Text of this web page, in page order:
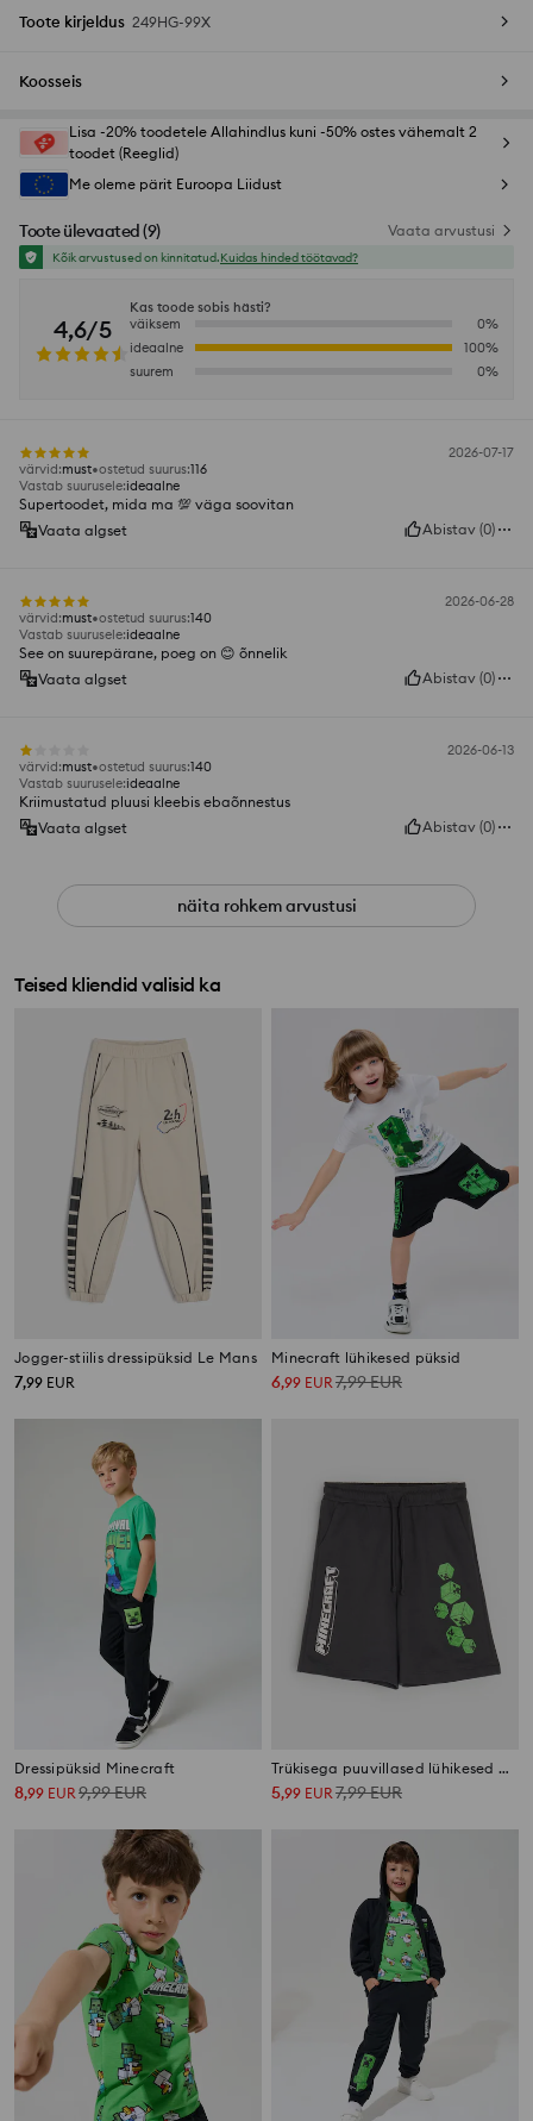
Toote kirjeldus 249HG-99X
Koosseis
Lisa -20% toodetele Allahindlus kuni -50% ostes vähemalt 2
toodet (Reeglid)
Me oleme pärit Euroopa Liidust
Toote ülevaated (9) Vaata arvustusi
Kõik arvustused on kinnitatud.Kuidas hinded töötavad?
4,6/5
Kas toode sobis hästi?
väiksem
0%
ideaalne
100%
suurem
0%
2026-07-17
värvid:must ostetud suurus:116
Vastab suurusele:ideaalne
Supertoodet, mida ma 💯 väga soovitan
Vaata algset
Abistav (0)
2026-06-28
värvid:must ostetud suurus:140
Vastab suurusele:ideaalne
See on suurepärane, poeg on 😊 õnnelik
Vaata algset
Abistav (0)
2026-06-13
värvid:must ostetud suurus:140
Vastab suurusele:ideaalne
Kriimustatud pluusi kleebis ebaõnnestus
Vaata algset
Abistav (0)
näita rohkem arvustusi
Teised kliendid valisid ka
Jogger-stiilis dressipüksid Le Mans
7,99 EUR
Minecraft lühikesed püksid
6,99 EUR7,99EUR
Dressipüksid Minecraft
8,99 EUR 9,99EUR
Trükisega puuvillased lühikesed püksid Minecraft
5,99 EUR 7,99EUR